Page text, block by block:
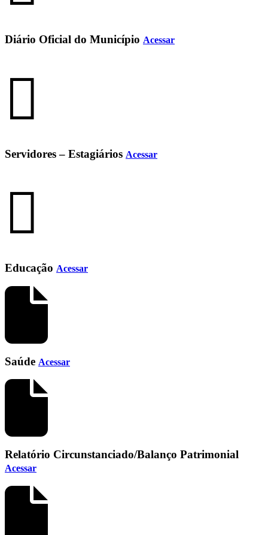
Diário Oficial do Município Acessar
Servidores – Estagiários Acessar
Educação Acessar
Saúde Acessar
Relatório Circunstanciado/Balanço Patrimonial
Acessar